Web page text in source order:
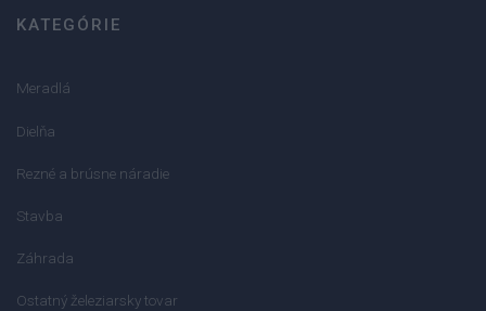
KATEGÓRIE
Meradlá
Dielňa
Rezné a brúsne náradie
Stavba
Záhrada
Ostatný železiarsky tovar